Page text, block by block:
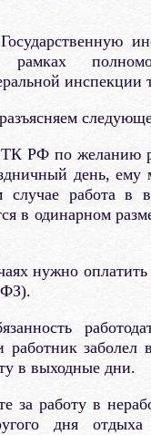
инспекции
РФ по желанию
день, ему
работа в
в одинарном
нужно
заболел
в выходные дни.
за работу в
дня